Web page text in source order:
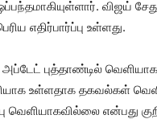
விஜய்
எதிர்பார்ப்பு உள்ளது.
புத்தாண்டில்
உள்ளதாக தகவல்கள்
வெளியாகவில்லை என்பது